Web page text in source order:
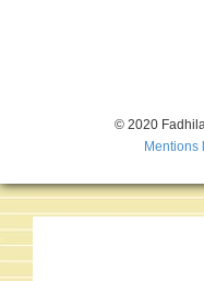
© 2020
Mentions